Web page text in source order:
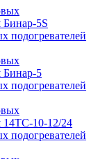
подогревателей
подогревателей
подогревателей